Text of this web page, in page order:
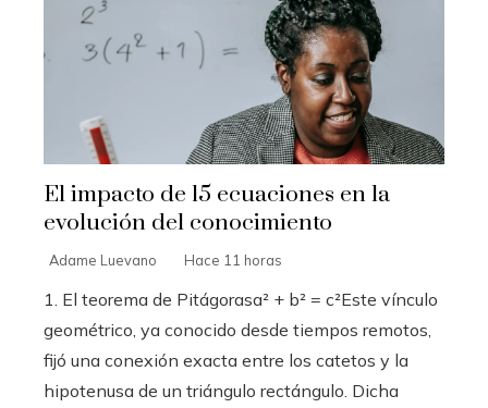
El impacto de 15 ecuaciones en la
evolución del conocimiento
Adame Luevano Hace 11 horas
1. El teorema de Pitágorasa² + b² = c²Este vínculo
geométrico, ya conocido desde tiempos remotos,
fijó una conexión exacta entre los catetos y la
hipotenusa de un triángulo rectángulo. Dicha